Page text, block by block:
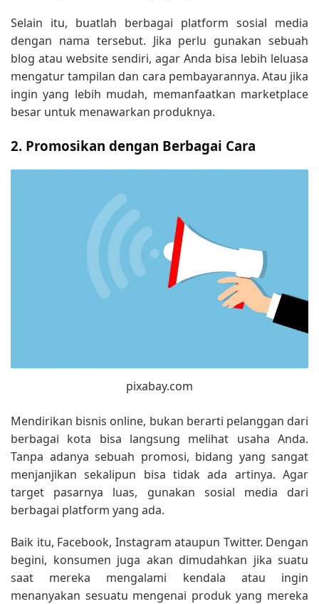
Selain itu, buatlah berbagai platform sosial media
dengan nama tersebut. Jika perlu gunakan sebuah
blog atau website sendiri, agar Anda bisa lebih leluasa
mengatur tampilan dan cara pembayarannya. Atau jika
ingin yang lebih mudah, memanfaatkan marketplace
besar untuk menawarkan produknya.
2. Promosikan dengan Berbagai Cara
pixabay.com
Mendirikan bisnis online, bukan berarti pelanggan dari
berbagai kota bisa langsung melihat usaha Anda.
Tanpa adanya sebuah promosi, bidang yang sangat
menjanjikan sekalipun bisa tidak ada artinya. Agar
target pasarnya luas, gunakan sosial media dari
berbagai platform yang ada.
Baik itu, Facebook, Instagram ataupun Twitter. Dengan
begini, konsumen juga akan dimudahkan jika suatu
saat mereka mengalami kendala atau ingin
menanyakan sesuatu mengenai produk yang mereka